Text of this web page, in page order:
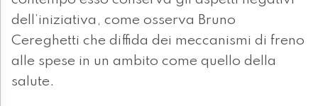
dell’iniziativa, come osserva Bruno
Cereghetti che diffida dei meccanismi di freno
alle spese in un ambito come quello della
salute.